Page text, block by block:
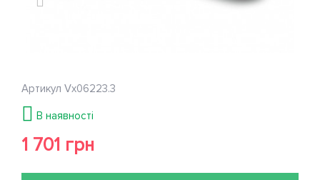
Артикул Vx06223.3
В наявності
1 701 грн